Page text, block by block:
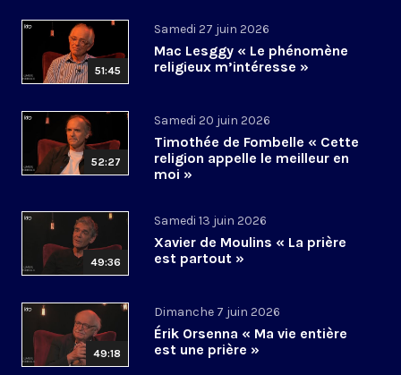
51:45
Samedi 27 juin 2026
Mac Lesggy « Le phénomène
religieux m’intéresse »
52:27
Samedi 20 juin 2026
Timothée de Fombelle « Cette
religion appelle le meilleur en
moi »
49:36
Samedi 13 juin 2026
Xavier de Moulins « La prière
est partout »
49:18
Dimanche 7 juin 2026
Érik Orsenna « Ma vie entière
est une prière »